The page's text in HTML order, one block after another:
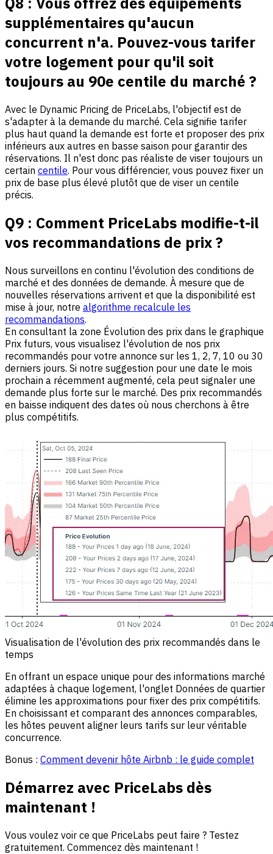
supplémentaires qu'aucun
concurrent n'a. Pouvez-vous tarifer
votre logement pour qu'il soit
toujours au 90e centile du marché ?
Avec le Dynamic Pricing de PriceLabs, l'objectif est de
s'adapter à la demande du marché. Cela signifie tarifer
plus haut quand la demande est forte et proposer des prix
inférieurs aux autres en basse saison pour garantir des
réservations. Il n'est donc pas réaliste de viser toujours un
certain centile. Pour vous différencier, vous pouvez fixer un
prix de base plus élevé plutôt que de viser un centile
précis.
Q9 : Comment PriceLabs modifie-t-il
vos recommandations de prix ?
Nous surveillons en continu l'évolution des conditions de
marché et des données de demande. À mesure que de
nouvelles réservations arrivent et que la disponibilité est
mise à jour, notre algorithme recalcule les
recommandations.
En consultant la zone Évolution des prix dans le graphique
Prix futurs, vous visualisez l'évolution de nos prix
recommandés pour votre annonce sur les 1, 2, 7, 10 ou 30
derniers jours. Si notre suggestion pour une date le mois
prochain a récemment augmenté, cela peut signaler une
demande plus forte sur le marché. Des prix recommandés
en baisse indiquent des dates où nous cherchons à être
plus compétitifs.
Visualisation de l'évolution des prix recommandés dans le
temps
En offrant un espace unique pour des informations marché
adaptées à chaque logement, l'onglet Données de quartier
élimine les approximations pour fixer des prix compétitifs.
En choisissant et comparant des annonces comparables,
les hôtes peuvent aligner leurs tarifs sur leur véritable
concurrence.
Bonus : Comment devenir hôte Airbnb : le guide complet
Démarrez avec PriceLabs dès
maintenant !
Vous voulez voir ce que PriceLabs peut faire ? Testez
gratuitement. Commencez dès maintenant !